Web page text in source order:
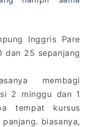
Inggris Pare
dan 25 sepanjang
membagi
2 minggu dan 1
tempat kursus
biasanya,